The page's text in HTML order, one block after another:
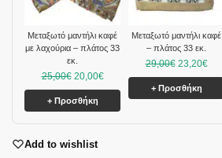
Μεταξωτό μαντήλι καφέ
με λαχούρια – πλάτος 33
εκ.
25,00€ 20,00€
+ Προσθήκη
Mεταξωτό μαντήλι καφέ
– πλάτος 33 εκ.
29,00€ 23,20€
+ Προσθήκη
Add to wishlist